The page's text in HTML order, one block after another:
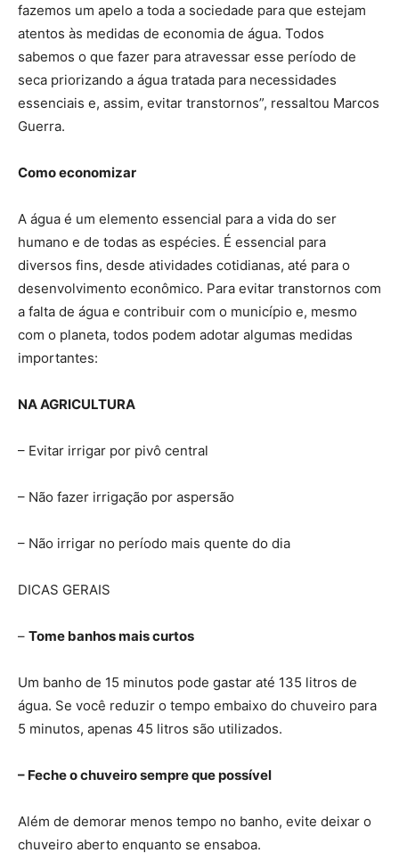
fazemos um apelo a toda a sociedade para que estejam
atentos às medidas de economia de água. Todos
sabemos o que fazer para atravessar esse período de
seca priorizando a água tratada para necessidades
essenciais e, assim, evitar transtornos”, ressaltou Marcos
Guerra.
Como economizar
A água é um elemento essencial para a vida do ser
humano e de todas as espécies. É essencial para
diversos fins, desde atividades cotidianas, até para o
desenvolvimento econômico. Para evitar transtornos com
a falta de água e contribuir com o município e, mesmo
com o planeta, todos podem adotar algumas medidas
importantes:
NA AGRICULTURA
– Evitar irrigar por pivô central
– Não fazer irrigação por aspersão
– Não irrigar no período mais quente do dia
DICAS GERAIS
– Tome banhos mais curtos
Um banho de 15 minutos pode gastar até 135 litros de
água. Se você reduzir o tempo embaixo do chuveiro para
5 minutos, apenas 45 litros são utilizados.
– Feche o chuveiro sempre que possível
Além de demorar menos tempo no banho, evite deixar o
chuveiro aberto enquanto se ensaboa.